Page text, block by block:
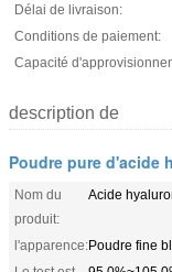
Délai de livraison:
Conditions de paiement:
Capacité
description de
Poudre pure d'acide
Nom du
produit:
Acide
l'apparence:Poudre fine